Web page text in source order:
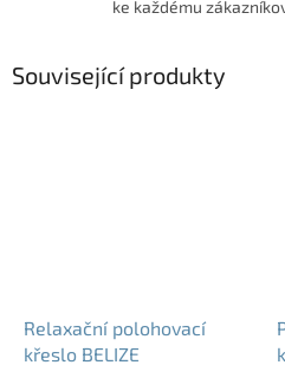
ke každému
Související produkty
Relaxační polohovací
křeslo BELIZE